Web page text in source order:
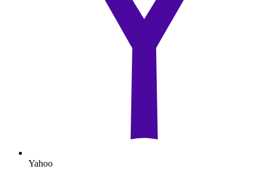
Yahoo